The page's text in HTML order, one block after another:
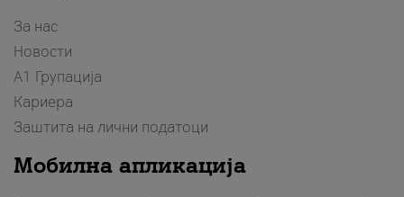
За нас
Новости
А1 Групација
Кариера
Заштита на лични податоци
Мобилна апликација